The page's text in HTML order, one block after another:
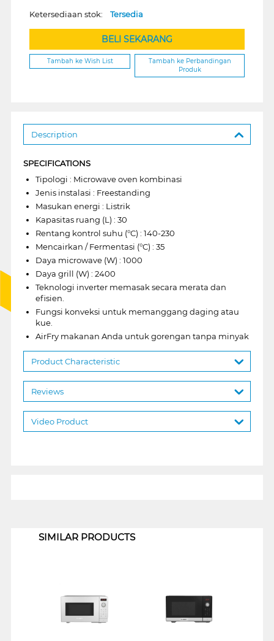
Ketersediaan stok: Tersedia
BELI SEKARANG
Tambah ke Wish List
Tambah ke Perbandingan
Produk
Description
SPECIFICATIONS
Tipologi : Microwave oven kombinasi
Jenis instalasi : Freestanding
Masukan energi : Listrik
Kapasitas ruang (L) : 30
Rentang kontrol suhu (°C) : 140-230
Mencairkan / Fermentasi (°C) : 35
Daya microwave (W) : 1000
Daya grill (W) : 2400
Teknologi inverter memasak secara merata dan
efisien.
Fungsi konveksi untuk memanggang daging atau
kue.
AirFry makanan Anda untuk gorengan tanpa minyak
Product Characteristic
Reviews
Video Product
SIMILAR PRODUCTS